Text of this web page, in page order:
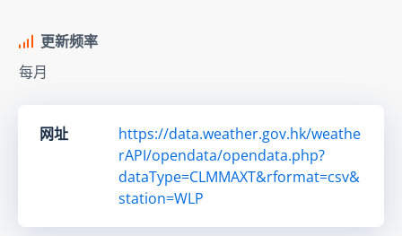
更新频率
每月
网址
https://data.weather.gov.hk/weathe
rAPI/opendata/opendata.php?
dataType=CLMMAXT&rformat=csv&
station=WLP